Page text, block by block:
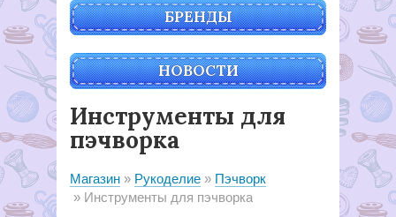
БРЕНДЫ
НОВОСТИ
Инструменты для
пэчворка
Магазин Рукоделие
Пэчворк
Инструменты для пэчворка